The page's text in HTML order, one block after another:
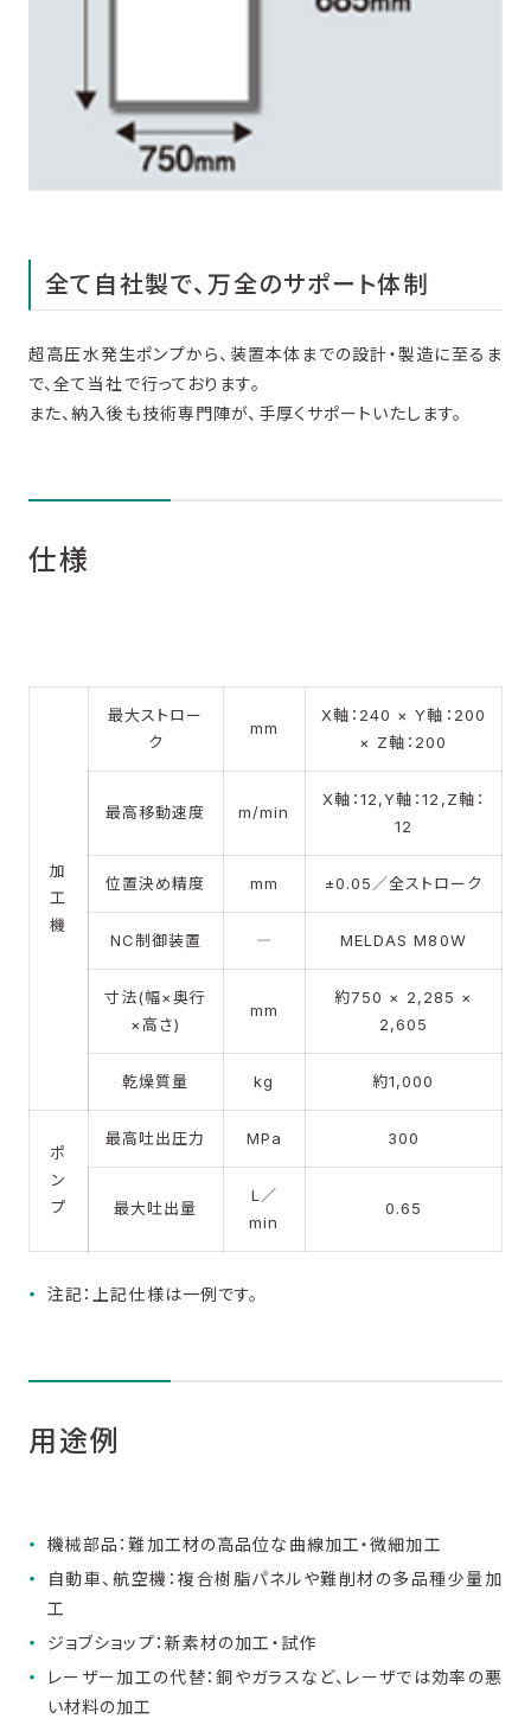
全て自社製で、万全のサポート体制
超高圧水発生ポンプから、装置本体までの設計・製造に至るま
で、全て当社で行っております。
また、納入後も技術専門陣が、手厚くサポートいたします。
仕様
加
工
機
最大ストロー
ク
mm
X軸：240 × Y軸：200
× Z軸：200
最高移動速度 m/min
X軸：12,Y軸：12,Z軸：
12
位置決め精度 mm ±0.05／全ストローク
NC制御装置 ― MELDAS M80W
寸法(幅×奥行
×高さ)
mm
約750 × 2,285 ×
2,605
乾燥質量 kg 約1,000
ポ
ン
プ
最高吐出圧力 MPa 300
最大吐出量
L／
min
0.65
注記：上記仕様は一例です。
用途例
機械部品：難加工材の高品位な曲線加工・微細加工
自動車、航空機：複合樹脂パネルや難削材の多品種少量加
工
ジョブショップ：新素材の加工・試作
レーザー加工の代替：銅やガラスなど、レーザでは効率の悪
い材料の加工